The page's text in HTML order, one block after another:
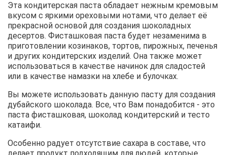
Эта кондитерская паста обладает нежным кремовым
вкусом с яркими ореховыми нотами, что делает её
прекрасной основой для создания шоколадных
десертов. Фисташковая паста будет незаменима в
приготовлении козинаков, тортов, пирожных, печенья
и других кондитерских изделий. Она также может
использоваться в качестве начинок для сладостей
или в качестве намазки на хлебе и булочках.
Вы можете использовать данную пасту для создания
дубайского шоколада. Все, что Вам понадобится - это
паста фисташковая, шоколад кондитерский и тесто
катаифи.
Особенно радует отсутствие сахара в составе, что